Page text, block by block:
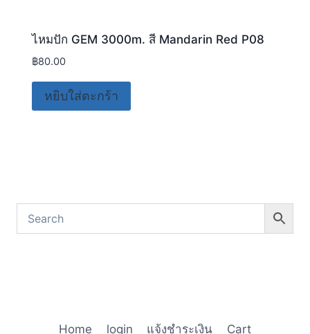
ไหมปัก GEM 3000m. สี Mandarin Red P08
฿80.00
หยิบใส่ตะกร้า
Home login แจ้งชำระเงิน Cart